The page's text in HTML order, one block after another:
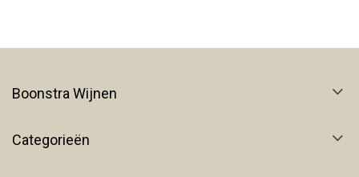
Boonstra Wijnen
Categorieën